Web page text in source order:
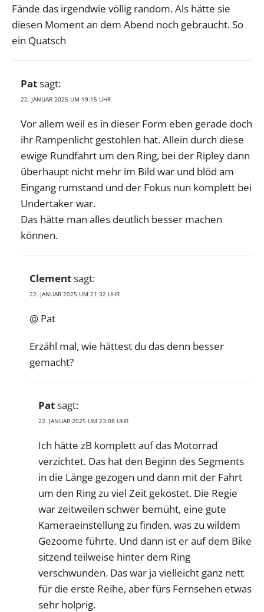
Fände das irgendwie völlig random. Als hätte sie
diesen Moment an dem Abend noch gebraucht. So
ein Quatsch
Patsagt:
22. JANUAR 2025 UM 19:15 UHR
Vor allem weil es in dieser Form eben gerade doch
ihr Rampenlicht gestohlen hat. Allein durch diese
ewige Rundfahrt um den Ring, bei der Ripley dann
überhaupt nicht mehr im Bild war und blöd am
Eingang rumstand und der Fokus nun komplett bei
Undertaker war.
Das hätte man alles deutlich besser machen
können.
Clementsagt:
22. JANUAR 2025 UM 21:32 UHR
@ Pat
Erzähl mal, wie hättest du das denn besser
gemacht?
Patsagt:
22. JANUAR 2025 UM 23:08 UHR
Ich hätte zB komplett auf das Motorrad
verzichtet. Das hat den Beginn des Segments
in die Länge gezogen und dann mit der Fahrt
um den Ring zu viel Zeit gekostet. Die Regie
war zeitweilen schwer bemüht, eine gute
Kameraeinstellung zu finden, was zu wildem
Gezoome führte. Und dann ist er auf dem Bike
sitzend teilweise hinter dem Ring
verschwunden. Das war ja vielleicht ganz nett
für die erste Reihe, aber fürs Fernsehen etwas
sehr holprig.